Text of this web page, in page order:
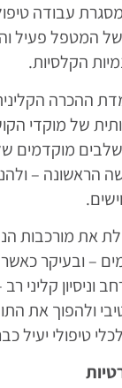
עבודה
של המטפל פעיל
הקלסיות.
ההכרה
של מוקדי
מוקדמים
הראשונה –
את מורכבות
– ובעיקר
וניסיון
ולהפוך את
לכלי טיפולי